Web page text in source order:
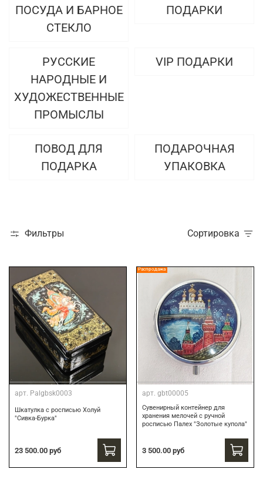
ПОСУДА И БАРНОЕ
СТЕКЛО
ПОДАРКИ
РУССКИЕ
НАРОДНЫЕ И
ХУДОЖЕСТВЕННЫЕ
ПРОМЫСЛЫ
VIP ПОДАРКИ
ПОВОД ДЛЯ
ПОДАРКА
ПОДАРОЧНАЯ
УПАКОВКА
Фильтры Сортировка
арт. Palgbsk0003
Шкатулка с росписью Холуй
"Сивка-Бурка"
23 500.00 руб
Распродажа
арт. gbt00005
Сувенирный контейнер для
хранения мелочей с ручной
росписью Палех "Золотые купола"
3 500.00 руб